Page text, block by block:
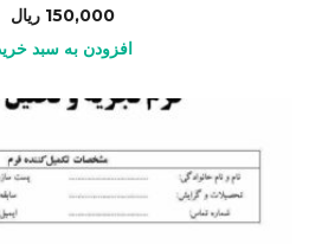
150,000 ریال
افزودن به سبد